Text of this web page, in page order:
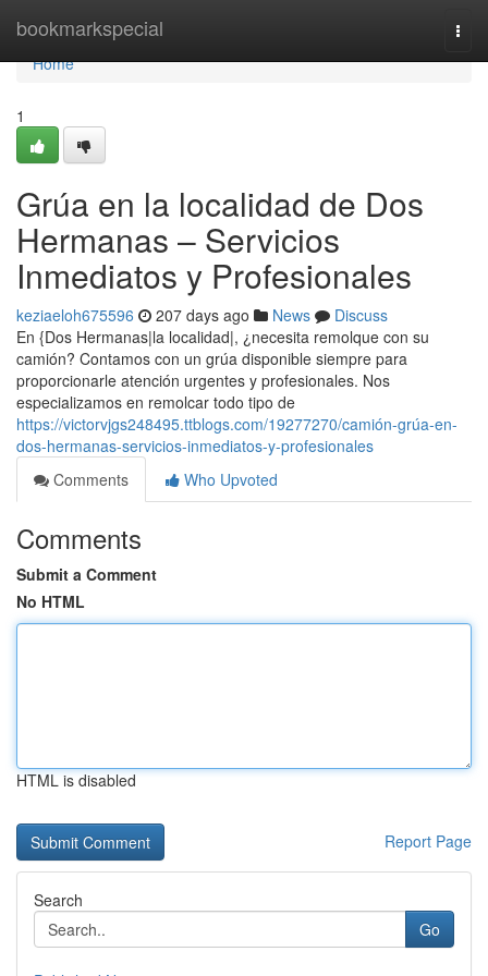
bookmarkspecial
Home
Home
1
Grúa en la localidad de Dos
Hermanas – Servicios
Inmediatos y Profesionales
keziaeloh675596 207 days ago News
Discuss
En {Dos Hermanas|la localidad|, ¿necesita remolque con su
camión? Contamos con un grúa disponible siempre para
proporcionarle atención urgentes y profesionales. Nos
especializamos en remolcar todo tipo de
https://victorvjgs248495.ttblogs.com/19277270/camión-grúa-en-
dos-hermanas-servicios-inmediatos-y-profesionales
Comments
Who Upvoted
Comments
Submit a Comment
No HTML
HTML is disabled
Report Page
Search
Go